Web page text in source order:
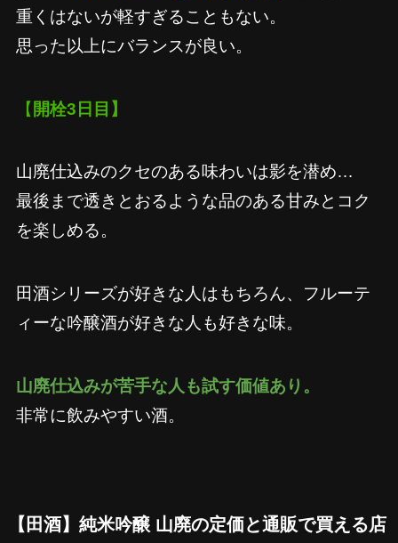
重くはないが軽すぎることもない。
思った以上にバランスが良い。
【 開栓3日目】
山廃仕込みのクセのある味わいは影を潜め…
最後まで透きとおるような品のある甘みとコク
を楽しめる。
田酒シリーズが好きな人はもちろん、フルーテ
ィーな吟醸酒が好きな人も好きな味。
山廃仕込みが苦手な人も試す価値あり。
非常に飲みやすい酒。
【田酒】純米吟醸 山廃の定価と通販で買える店